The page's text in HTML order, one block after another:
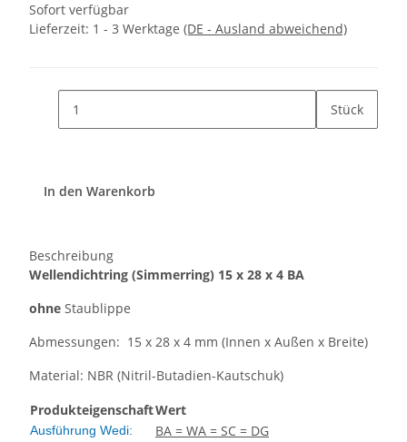
Sofort verfügbar
Lieferzeit: 1 - 3 Werktage (DE - Ausland abweichend)
Stück
In den Warenkorb
Beschreibung
Wellendichtring (Simmerring) 15 x 28 x 4 BA
ohne Staublippe
Abmessungen: 15 x 28 x 4 mm (Innen x Außen x Breite)
Material: NBR (Nitril-Butadien-Kautschuk)
ProdukteigenschaftWert
Ausführung Wedi: BA = WA = SC = DG